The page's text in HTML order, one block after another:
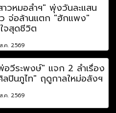
าวหมอลำฯ" พุ่งวันละแสน
จ่อล้านแตก "ฮักแพง"
จสุดชีวิต
.ค. 2569
อวีระพงษ์" แจก 2 ลำเรื่อง
ลปินภูไท" ฤดูกาลใหม่อลังฯ
.ค. 2569